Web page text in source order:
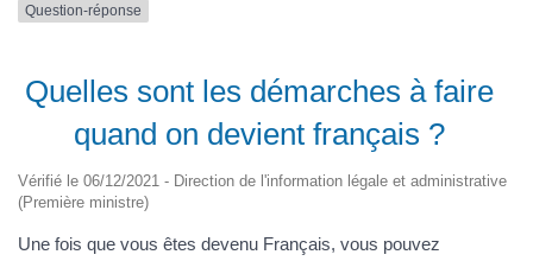
Question-réponse
Quelles sont les démarches à faire
quand on devient français ?
Vérifié le 06/12/2021 - Direction de l'information légale et administrative
(Première ministre)
Une fois que vous êtes devenu Français, vous pouvez